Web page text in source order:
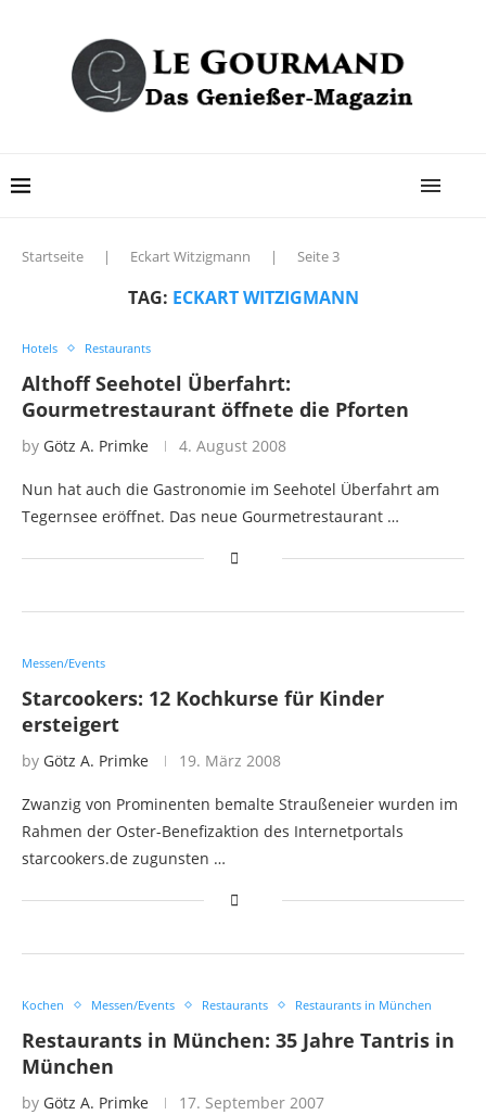
Startseite | Eckart Witzigmann | Seite 3
TAG: ECKART WITZIGMANN
Hotels Restaurants
Althoff Seehotel Überfahrt:
Gourmetrestaurant öffnete die Pforten
by Götz A. Primke 4. August 2008
Nun hat auch die Gastronomie im Seehotel Überfahrt am
Tegernsee eröffnet. Das neue Gourmetrestaurant …
Messen/Events
Starcookers: 12 Kochkurse für Kinder
ersteigert
by Götz A. Primke 19. März 2008
Zwanzig von Prominenten bemalte Straußeneier wurden im
Rahmen der Oster-Benefizaktion des Internetportals
starcookers.de zugunsten …
Kochen Messen/Events Restaurants Restaurants in München
Restaurants in München: 35 Jahre Tantris in
München
by Götz A. Primke 17. September 2007